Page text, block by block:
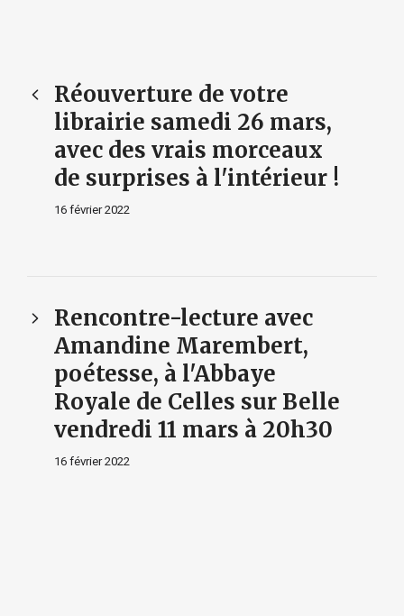
Réouverture de votre
librairie samedi 26 mars,
avec des vrais morceaux
de surprises à l'intérieur !
16 février 2022
Rencontre-lecture avec
Amandine Marembert,
poétesse, à l'Abbaye
Royale de Celles sur Belle
vendredi 11 mars à 20h30
16 février 2022